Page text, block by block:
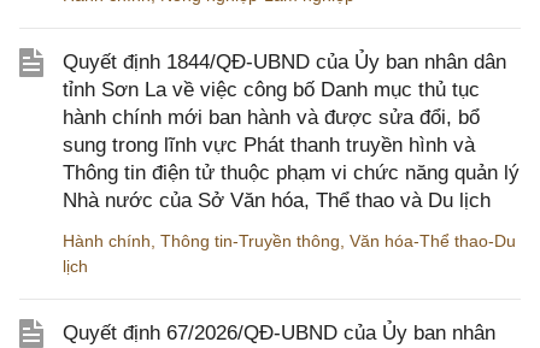
Quyết định 1844/QĐ-UBND của Ủy ban nhân dân
tỉnh Sơn La về việc công bố Danh mục thủ tục
hành chính mới ban hành và được sửa đổi, bổ
sung trong lĩnh vực Phát thanh truyền hình và
Thông tin điện tử thuộc phạm vi chức năng quản lý
Nhà nước của Sở Văn hóa, Thể thao và Du lịch
Hành chính, Thông tin-Truyền thông, Văn hóa-Thể thao-Du
lịch
Quyết định 67/2026/QĐ-UBND của Ủy ban nhân